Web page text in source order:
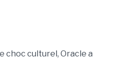
choc culturel, Oracle a